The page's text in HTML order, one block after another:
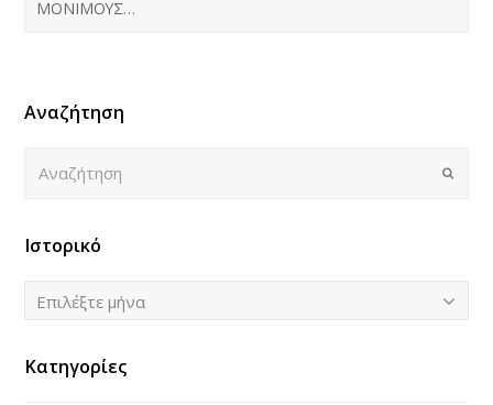
ΜΟΝΙΜΟΥΣ…
Αναζήτηση
Submit
Ιστορικό
Ιστορικό
Επιλέξτε μήνα
Κατηγορίες